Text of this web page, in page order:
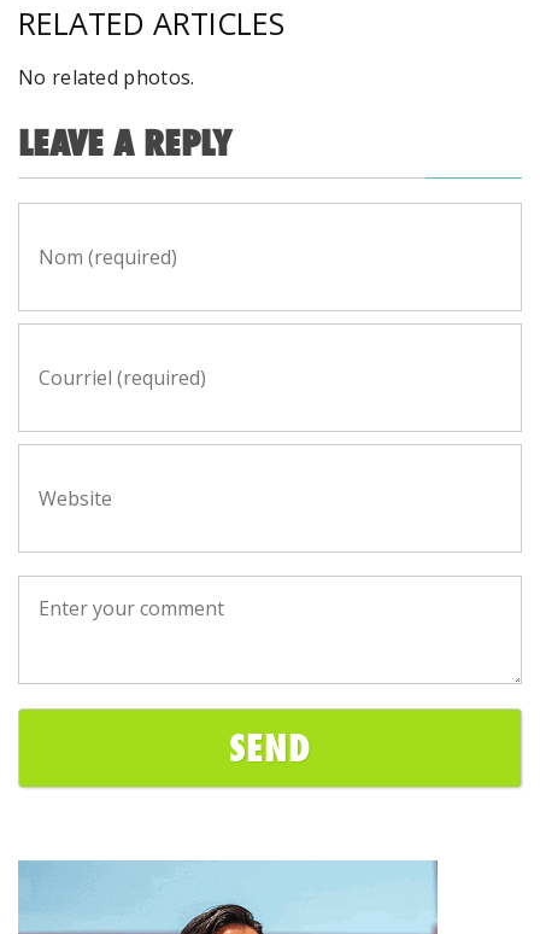
RELATED ARTICLES
No related photos.
LEAVE A REPLY